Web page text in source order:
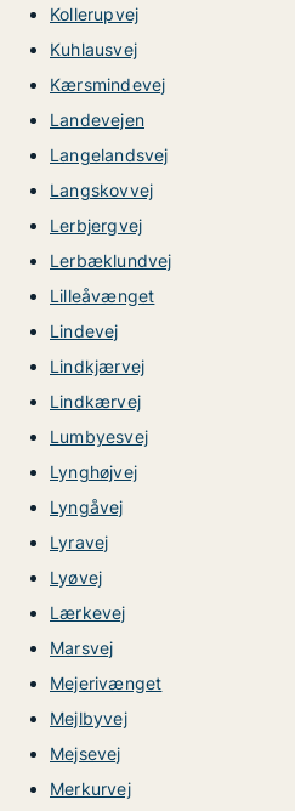
Kollerupvej
Kuhlausvej
Kærsmindevej
Landevejen
Langelandsvej
Langskovvej
Lerbjergvej
Lerbæklundvej
Lilleåvænget
Lindevej
Lindkjærvej
Lindkærvej
Lumbyesvej
Lynghøjvej
Lyngåvej
Lyravej
Lyøvej
Lærkevej
Marsvej
Mejerivænget
Mejlbyvej
Mejsevej
Merkurvej